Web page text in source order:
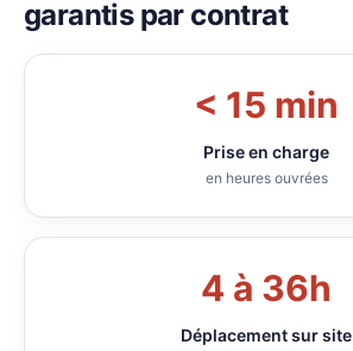
garantis par contrat
< 15 min
Prise en charge
en heures ouvrées
4 à 36h
Déplacement sur site